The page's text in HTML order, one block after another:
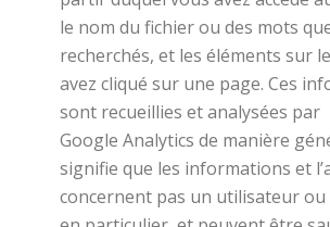
le nom du fichier ou des mots
recherchés, et les éléments sur
avez cliqué sur une page. Ces
sont recueillies et analysées par
Google Analytics de manière
signifie que les informations et
concernent pas un utilisateur ou